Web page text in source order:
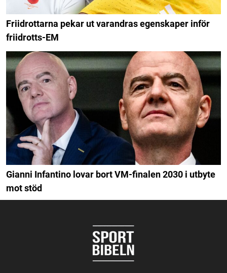
Friidrottarna pekar ut varandras egenskaper inför
friidrotts-EM
Gianni Infantino lovar bort VM-finalen 2030 i utbyte
mot stöd